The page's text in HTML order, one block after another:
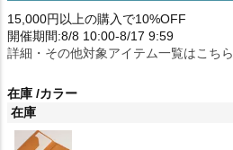
15,000円以上の購入で10%OFF
開催期間:8/8 10:00-8/17 9:59
詳細・その他対象アイテム一覧はこちら
在庫 カラー
在庫